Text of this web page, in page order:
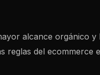
alcance orgánico
reglas del ecommerce